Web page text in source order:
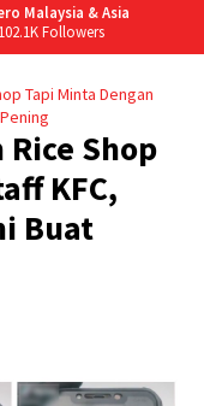
Malaysia & Asia
Followers
Tapi Minta Dengan
Shop
KFC,
Buat